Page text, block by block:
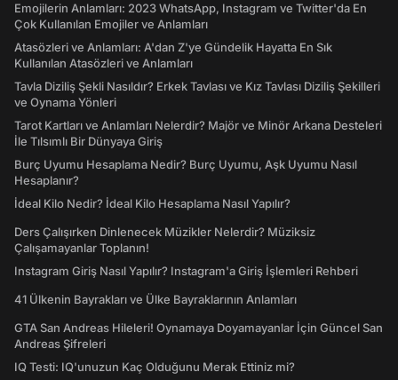
Emojilerin Anlamları: 2023 WhatsApp, Instagram ve Twitter'da En
Çok Kullanılan Emojiler ve Anlamları
Atasözleri ve Anlamları: A'dan Z'ye Gündelik Hayatta En Sık
Kullanılan Atasözleri ve Anlamları
Tavla Diziliş Şekli Nasıldır? Erkek Tavlası ve Kız Tavlası Diziliş Şekilleri
ve Oynama Yönleri
Tarot Kartları ve Anlamları Nelerdir? Majör ve Minör Arkana Desteleri
İle Tılsımlı Bir Dünyaya Giriş
Burç Uyumu Hesaplama Nedir? Burç Uyumu, Aşk Uyumu Nasıl
Hesaplanır?
İdeal Kilo Nedir? İdeal Kilo Hesaplama Nasıl Yapılır?
Ders Çalışırken Dinlenecek Müzikler Nelerdir? Müziksiz
Çalışamayanlar Toplanın!
Instagram Giriş Nasıl Yapılır? Instagram'a Giriş İşlemleri Rehberi
41 Ülkenin Bayrakları ve Ülke Bayraklarının Anlamları
GTA San Andreas Hileleri! Oynamaya Doyamayanlar İçin Güncel San
Andreas Şifreleri
IQ Testi: IQ'unuzun Kaç Olduğunu Merak Ettiniz mi?